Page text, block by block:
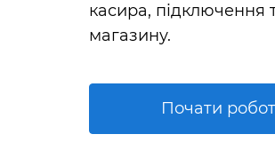
касира, підключення
магазину.
Почати